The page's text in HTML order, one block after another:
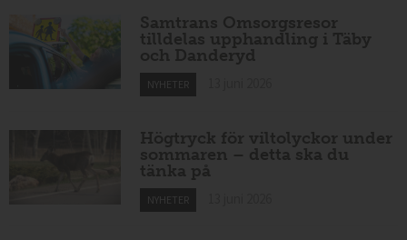
Samtrans Omsorgsresor
tilldelas upphandling i Täby
och Danderyd
NYHETER
Högtryck för viltolyckor under
sommaren – detta ska du
tänka på
NYHETER